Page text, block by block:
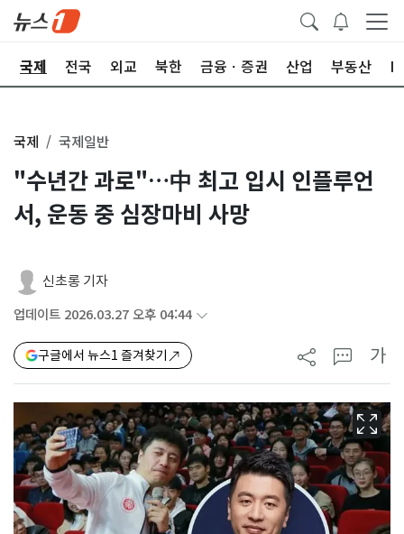
국제 전국 외교 북한 금융ㆍ증권 산업 부동산
국제 국제일반
"수년간 과로"…中 최고 입시 인플루언
서, 운동 중 심장마비 사망
신초롱 기자
업데이트 2026.03.27 오후 04:44
구글에서 뉴스1 즐겨찾기 가